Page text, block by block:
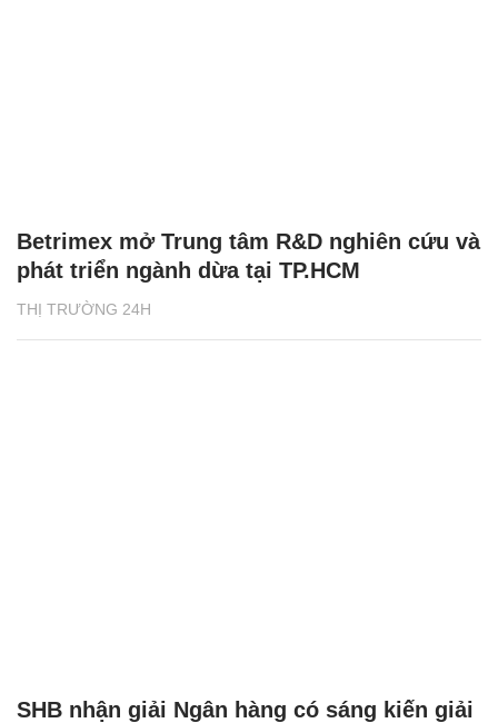
THỊ TRƯỜNG 24H
Betrimex mở Trung tâm R&D nghiên cứu và
phát triển ngành dừa tại TP.HCM
SHB nhận giải Ngân hàng có sáng kiến giải